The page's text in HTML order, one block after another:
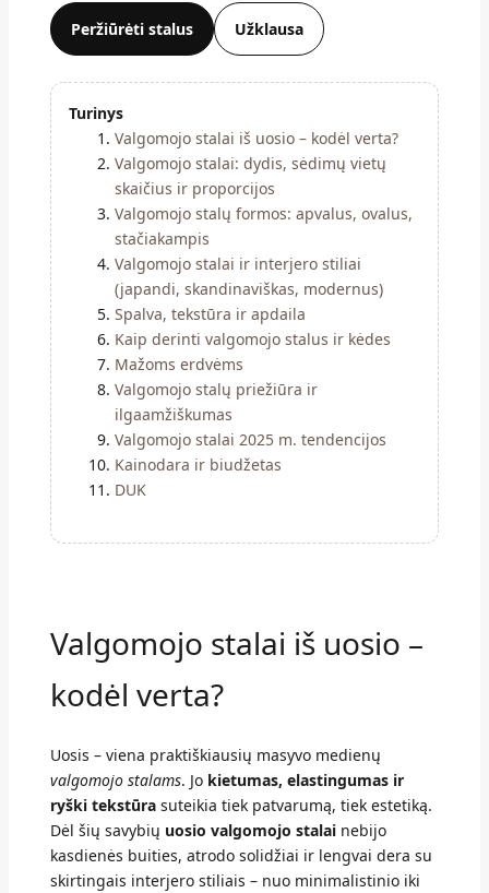
Peržiūrėti stalus Užklausa
Turinys
Valgomojo stalai iš uosio – kodėl verta?
Valgomojo stalai: dydis, sėdimų vietų
skaičius ir proporcijos
Valgomojo stalų formos: apvalus, ovalus,
stačiakampis
Valgomojo stalai ir interjero stiliai
(japandi, skandinaviškas, modernus)
Spalva, tekstūra ir apdaila
Kaip derinti valgomojo stalus ir kėdes
Mažoms erdvėms
Valgomojo stalų priežiūra ir
ilgaamžiškumas
Valgomojo stalai 2025 m. tendencijos
Kainodara ir biudžetas
DUK
Valgomojo stalai iš uosio –
kodėl verta?
Uosis – viena praktiškiausių masyvo medienų
valgomojo stalams. Jo kietumas, elastingumas ir
ryški tekstūrasuteikia tiek patvarumą, tiek estetiką.
Dėl šių savybių uosio valgomojo stalainebijo
kasdienės buities, atrodo solidžiai ir lengvai dera su
skirtingais interjero stiliais – nuo minimalistinio iki